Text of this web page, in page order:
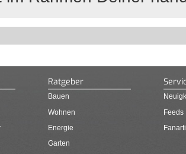
Ratgeber
Bauen
Wohnen
Energie
Garten
Feeds